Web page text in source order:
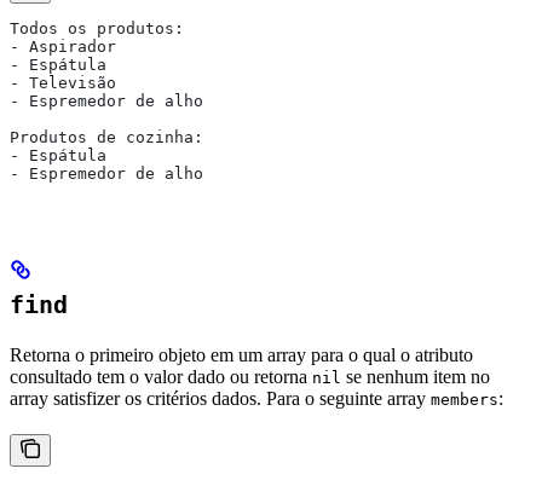
Todos os produtos:
- Aspirador
- Espátula
- Televisão
- Espremedor de alho
Produtos de cozinha:
- Espátula
- Espremedor de alho
find
Retorna o primeiro objeto em um array para o qual o atributo
consultado tem o valor dado ou retorna nil se nenhum item no
array satisfizer os critérios dados. Para o seguinte array members: